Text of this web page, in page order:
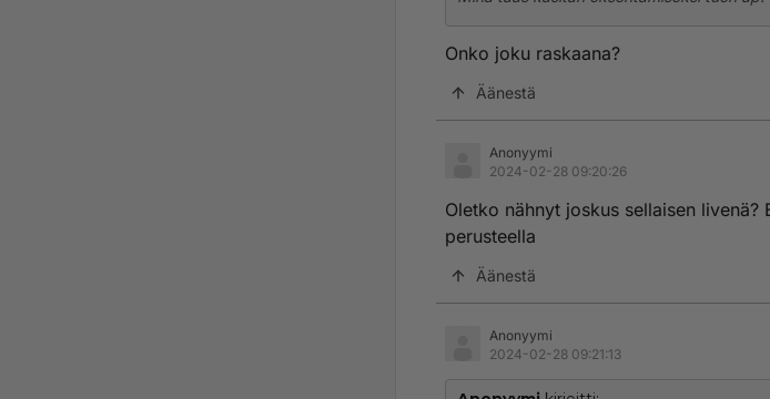
Onko joku raskaana?
Äänestä
Anonyymi
2024-02-28 09:20:26
Oletko nähnyt joskus sellaisen
perusteella
Äänestä
Anonyymi
2024-02-28 09:21:13